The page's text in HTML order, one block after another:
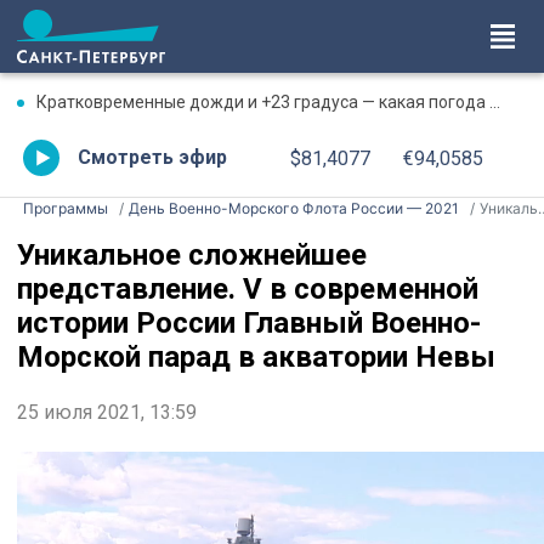
Кратковременные дожди и +23 градуса — какая погода ждет петербуржцев 7 августа
Смотреть эфир $81,4077 €94,0585
Программы День Военно-Морского Флота России — 2021 Уникальное сложнейшее представление. V в современной истории России Главный Военно-Морской парад в акватории Невы
Уникальное сложнейшее
представление. V в современной
истории России Главный Военно-
Морской парад в акватории Невы
25 июля 2021, 13:59